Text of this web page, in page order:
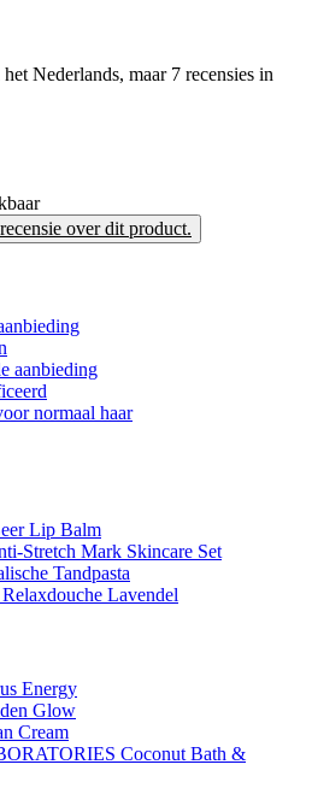
Nederlands, maar 7 recensies in
over dit product.
aanbieding
normaal haar
Lip Balm
Stretch Mark Skincare Set
Tandpasta
Lavendel
Energy
Glow
Cream
Coconut Bath &